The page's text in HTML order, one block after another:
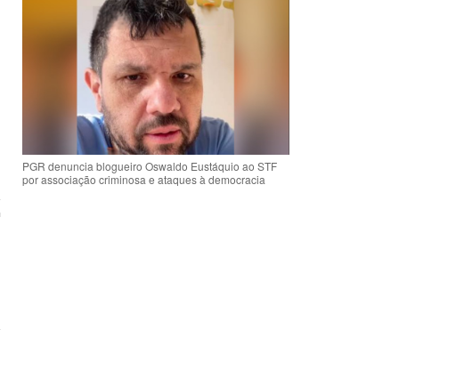
PGR denuncia blogueiro Oswaldo Eustáquio ao STF
por associação criminosa e ataques à democracia